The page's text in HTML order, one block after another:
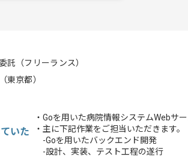
託（フリーランス）
東京都）
いた
・Goを用いた病院情報システムWebサ
・主に下記作業をご担当いただきます。
-Goを用いたバックエンド開発
-設計、実装、テスト工程の遂行